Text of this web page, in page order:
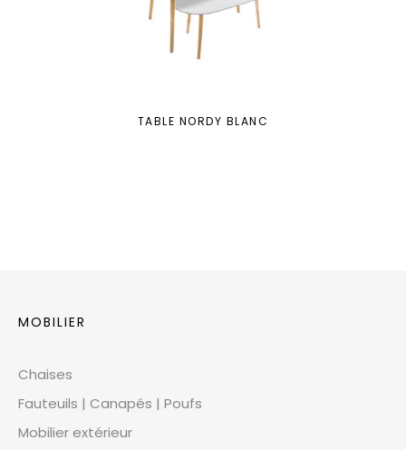
TABLE NORDY BLANC
MOBILIER
Chaises
Fauteuils | Canapés | Poufs
Mobilier extérieur